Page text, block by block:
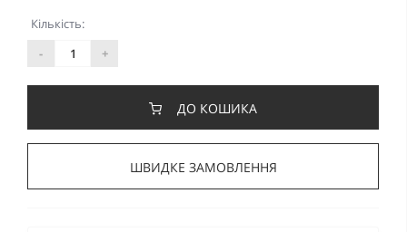
Кількість:
-
+
ДО КОШИКА
ШВИДКЕ ЗАМОВЛЕННЯ